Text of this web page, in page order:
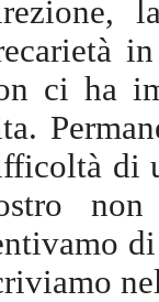
ci ha
di